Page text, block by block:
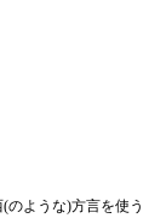
のような)方言を使う